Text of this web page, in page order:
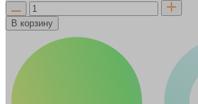
В корзину